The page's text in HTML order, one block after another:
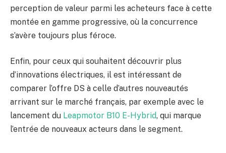
perception de valeur parmi les acheteurs face à cette
montée en gamme progressive, où la concurrence
s’avère toujours plus féroce.
Enfin, pour ceux qui souhaitent découvrir plus
d’innovations électriques, il est intéressant de
comparer l’offre DS à celle d’autres nouveautés
arrivant sur le marché français, par exemple avec le
lancement du Leapmotor B10 E-Hybrid, qui marque
l’entrée de nouveaux acteurs dans le segment.